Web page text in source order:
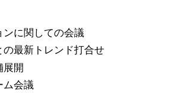
に関しての会議
最新トレンド打合せ
展開
会議